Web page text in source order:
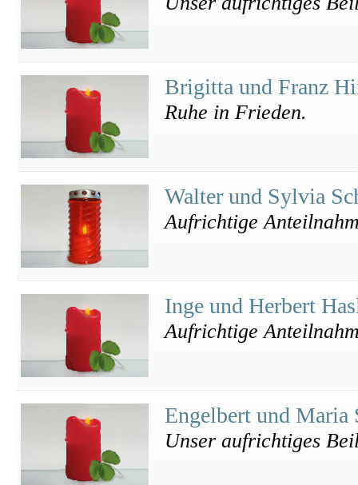
Brigitta und Franz
Ruhe in Frieden.
Walter und Sylvia
Aufrichtige
Inge und Herbert
Aufrichtige
Engelbert und
Unser aufrichtiges